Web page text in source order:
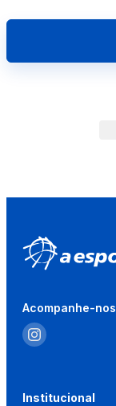
Acompanhe-nos
Institucional